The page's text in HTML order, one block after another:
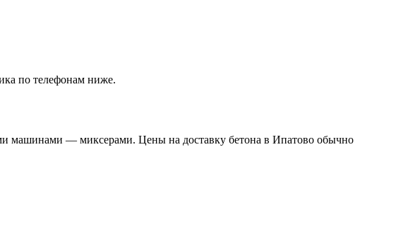
по телефонам ниже.
машинами — миксерами. Цены на доставку бетона в Ипатово обычно